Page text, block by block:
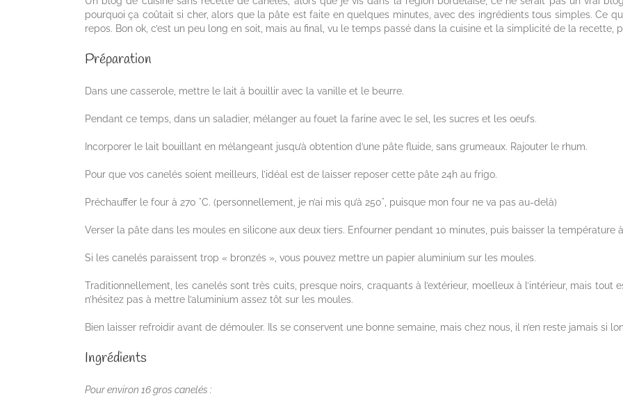
pourquoi ça coûtait si cher, alors que la pâte est faite en quelques minutes, avec des ingrédients tous simples. Ce
repos. Bon ok, c’est un peu long en soit, mais au final, vu le temps passé dans la cuisine et la simplicité de la recette,
Préparation
Dans une casserole, mettre le lait à bouillir avec la vanille et le beurre.
Pendant ce temps, dans un saladier, mélanger au fouet la farine avec le sel, les sucres et les oeufs.
Incorporer le lait bouillant en mélangeant jusqu’à obtention d’une pâte fluide, sans grumeaux. Rajouter le rhum.
Pour que vos canelés soient meilleurs, l’idéal est de laisser reposer cette pâte 24h au frigo.
Préchauffer le four à 270 °C. (personnellement, je n’ai mis qu’à 250°, puisque mon four ne va pas au-delà)
Verser la pâte dans les moules en silicone aux deux tiers. Enfourner pendant 10 minutes, puis baisser la température
Si les canelés paraissent trop « bronzés », vous pouvez mettre un papier aluminium sur les moules.
Traditionnellement, les canelés sont très cuits, presque noirs, craquants à l’extérieur, moelleux à l’intérieur, mais tout
n’hésitez pas à mettre l’aluminium assez tôt sur les moules.
Bien laisser refroidir avant de démouler. Ils se conservent une bonne semaine, mais chez nous, il n’en reste jamais si
Ingrédients
Pour environ 16 gros canelés :